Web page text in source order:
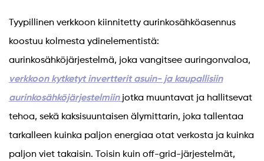
Tyypillinen verkkoon kiinnitetty aurinkosähköasennus
koostuu kolmesta ydinelementistä:
aurinkosähköjärjestelmä, joka vangitsee auringonvaloa,
verkkoon kytketyt invertterit asuin- ja kaupallisiin
aurinkosähköjärjestelmiin jotka muuntavat ja hallitsevat
tehoa, sekä kaksisuuntaisen älymittarin, joka tallentaa
tarkalleen kuinka paljon energiaa otat verkosta ja kuinka
paljon viet takaisin. Toisin kuin off-grid-järjestelmät,